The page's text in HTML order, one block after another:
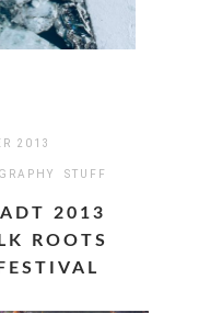
2013
STUFF
2013
ROOTS